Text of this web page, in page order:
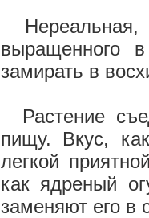
Нереальная,
выращенного
замирать в
Растение
пищу. Вкус,
легкой
как ядреный
заменяют его в